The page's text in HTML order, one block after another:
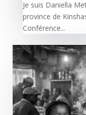
Je suis Daniella
province de
Conférence...